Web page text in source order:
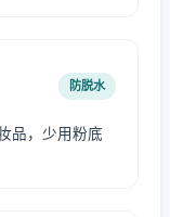
防脱水
品，少用粉底